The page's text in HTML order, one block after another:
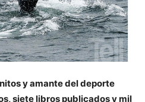
y amante del deporte
siete libros publicados y mil